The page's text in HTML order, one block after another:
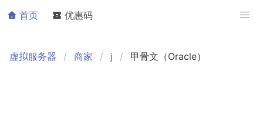
首页 优惠码
虚拟服务器 商家 j 甲骨文（Oracle）